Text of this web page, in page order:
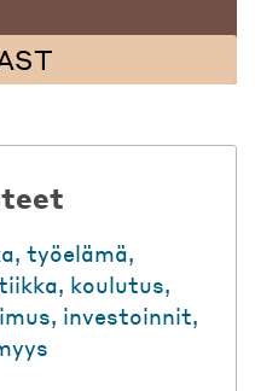
, työelämä,
, koulutus,
, investoinnit,